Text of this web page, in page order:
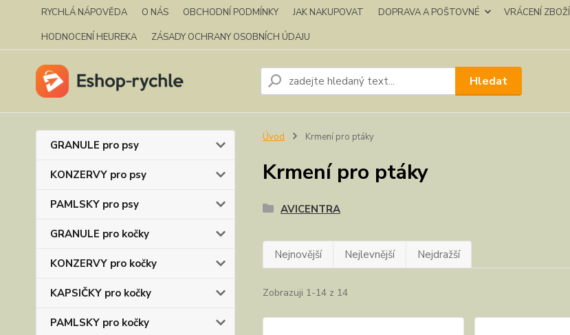
RYCHLÁ NÁPOVĚDA O NÁS OBCHODNÍ PODMÍNKY JAK NAKUPOVAT DOPRAVA A POŠTOVNÉ VRÁCENÍ ZBOŽÍ
HODNOCENÍ HEUREKA
ZÁSADY OCHRANY OSOBNÍCH ÚDAJU
Hledat
GRANULE pro psy
KONZERVY pro psy
PAMLSKY pro psy
GRANULE pro kočky
KONZERVY pro kočky
KAPSIČKY pro kočky
PAMLSKY pro kočky
Úvod Krmení pro ptáky
Krmení pro ptáky
AVICENTRA
Nejnovější Nejlevnější Nejdražší
Zobrazuji 1-14 z 14